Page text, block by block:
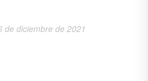
de diciembre de 2021